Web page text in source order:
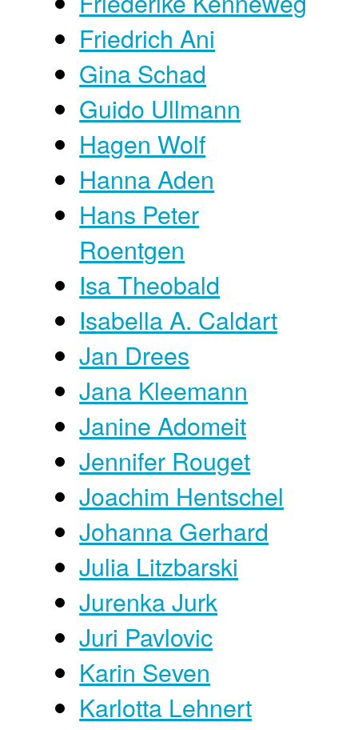
Friedrich Ani
Gina Schad
Guido Ullmann
Hagen Wolf
Hanna Aden
Hans Peter
Roentgen
Isa Theobald
Isabella A. Caldart
Jan Drees
Jana Kleemann
Janine Adomeit
Jennifer Rouget
Joachim Hentschel
Johanna Gerhard
Julia Litzbarski
Jurenka Jurk
Juri Pavlovic
Karin Seven
Karlotta Lehnert